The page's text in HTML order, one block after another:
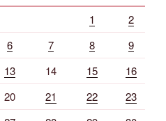
1
2
6 7 8
9
13 14 15
16
20 21 22
23